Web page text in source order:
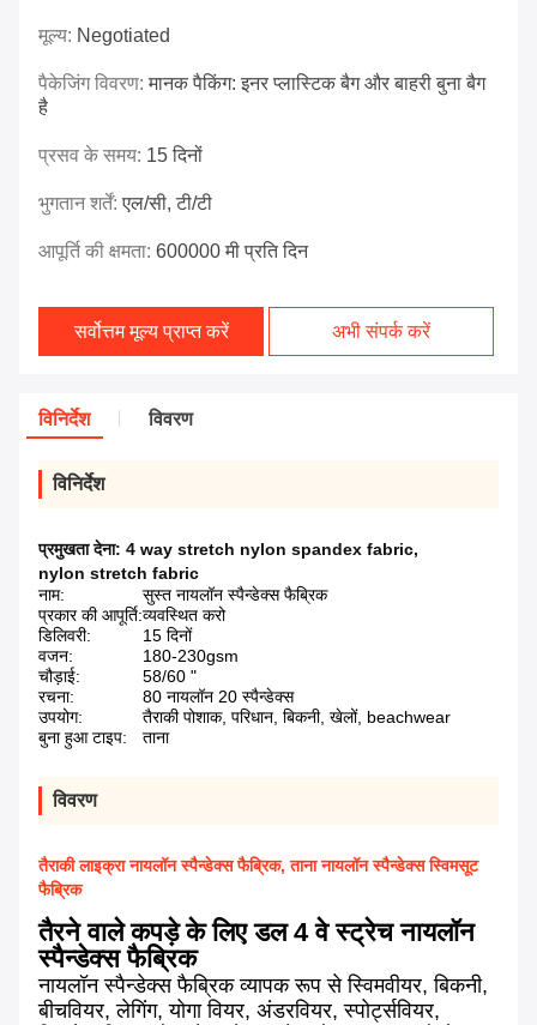
मूल्य: Negotiated
पैकेजिंग विवरण:मानक पैकिंग: इनर प्लास्टिक बैग और बाहरी बुना बैग
है
प्रसव के समय: 15 दिनों
भुगतान शर्तें:एल/सी, टी/टी
आपूर्ति की क्षमता: 600000 मी प्रति दिन
सर्वोत्तम मूल्य प्राप्त करें अभी संपर्क करें
विनिर्देश विवरण
विनिर्देश
प्रमुखता देना: 4 way stretch nylon spandex fabric,
nylon stretch fabric
नाम:
सुस्त नायलॉन स्पैन्डेक्स फैब्रिक
प्रकार की आपूर्ति:व्यवस्थित करो
डिलिवरी:
15 दिनों
वजन:
180-230gsm
चौड़ाई:
58/60 "
रचना:
80 नायलॉन 20 स्पैन्डेक्स
उपयोग:
तैराकी पोशाक, परिधान, बिकनी, खेलों, beachwear
बुना हुआ टाइप:
ताना
विवरण
तैराकी लाइक्रा नायलॉन स्पैन्डेक्स फैब्रिक, ताना नायलॉन स्पैन्डेक्स स्विमसूट
फैब्रिक
तैरने वाले कपड़े के लिए डल 4 वे स्ट्रेच नायलॉन
स्पैन्डेक्स फैब्रिक
नायलॉन स्पैन्डेक्स फैब्रिक व्यापक रूप से स्विमवीयर, बिकनी,
बीचवियर, लेगिंग, योगा वियर, अंडरवियर, स्पोर्ट्सवियर,